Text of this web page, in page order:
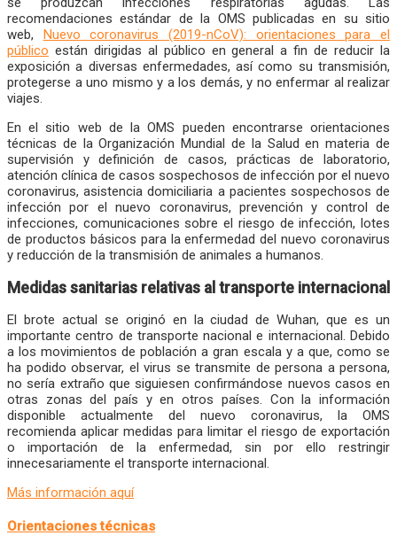
recomendaciones estándar de la OMS publicadas en su sitio
web, Nuevo coronavirus (2019-nCoV): orientaciones para el
público están dirigidas al público en general a fin de reducir la
exposición a diversas enfermedades, así como su transmisión,
protegerse a uno mismo y a los demás, y no enfermar al realizar
viajes.
En el sitio web de la OMS pueden encontrarse orientaciones
técnicas de la Organización Mundial de la Salud en materia de
supervisión y definición de casos, prácticas de laboratorio,
atención clínica de casos sospechosos de infección por el nuevo
coronavirus, asistencia domiciliaria a pacientes sospechosos de
infección por el nuevo coronavirus, prevención y control de
infecciones, comunicaciones sobre el riesgo de infección, lotes
de productos básicos para la enfermedad del nuevo coronavirus
y reducción de la transmisión de animales a humanos.
Medidas sanitarias relativas al transporte internacional
El brote actual se originó en la ciudad de Wuhan, que es un
importante centro de transporte nacional e internacional. Debido
a los movimientos de población a gran escala y a que, como se
ha podido observar, el virus se transmite de persona a persona,
no sería extraño que siguiesen confirmándose nuevos casos en
otras zonas del país y en otros países. Con la información
disponible actualmente del nuevo coronavirus, la OMS
recomienda aplicar medidas para limitar el riesgo de exportación
o importación de la enfermedad, sin por ello restringir
innecesariamente el transporte internacional.
Más información aquí
Orientaciones técnicas